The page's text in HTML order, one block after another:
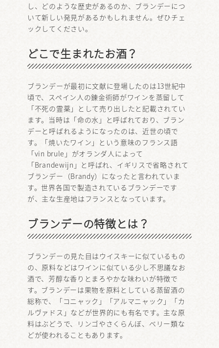
し、どのような歴史があるのか、ブランデーにつ
いて新しい発見があるかもしれません。ぜひチェ
ックしてください。
どこで生まれたお酒？
ブランデーが最初に文献に登場したのは13世紀中
頃で、スペイン人の錬金術師がワインを蒸留して
「不死の霊薬」として売り出したと記載されてい
ます。当時は「命の水」と呼ばれており、ブラン
デーと呼ばれるようになったのは、近世の頃で
す。「焼いたワイン」という意味のフランス語
「vin brule」がオランダ人によって
「Brandewijn」と呼ばれ、イギリスで省略されて
ブランデー（Brandy）になったと言われていま
す。世界各国で製造されているブランデーです
が、主な生産地はフランスとなっています。
ブランデーの特徴とは？
ブランデーの見た目はウイスキーに似ているもの
の、原料などはワインに似ている少し不思議なお
酒で、芳醇な香りとまろやかな味わいが特徴で
す。ブランデーは果物を原料としている蒸留酒の
総称で、「コニャック」「アルマニャック」「カ
ルヴァドス」などが世界的にも有名です。主な原
料はぶどうで、リンゴやさくらんぼ、ベリー類な
どが使われることもあります。